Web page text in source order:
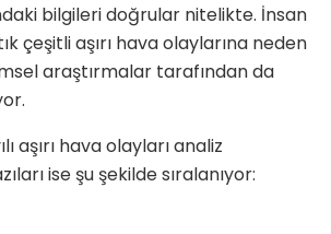
bilgileri doğrular nitelikte. İnsan
çeşitli aşırı hava olaylarına neden
araştırmalar tarafından da
aşırı hava olayları analiz
ise şu şekilde sıralanıyor: